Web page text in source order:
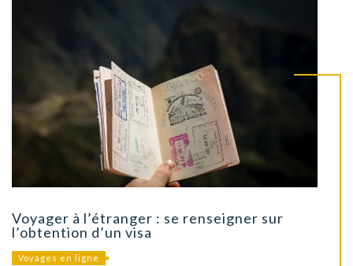
Voyager à l’étranger : se renseigner sur
l’obtention d’un visa
Voyages en ligne